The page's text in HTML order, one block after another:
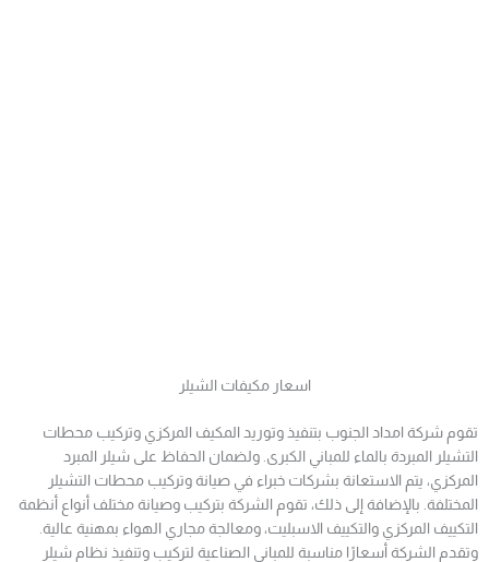
اسعار مكيفات الشيلر
تقوم شركة امداد الجنوب بتنفيذ وتوريد المكيف المركزي وتركيب محطات
التشيلر المبردة بالماء للمباني الكبرى. ولضمان الحفاظ على شيلر المبرد
المركزي، يتم الاستعانة بشركات خبراء في صيانة وتركيب محطات التشيلر
المختلفة. بالإضافة إلى ذلك، تقوم الشركة بتركيب وصيانة مختلف أنواع أنظمة
التكييف المركزي والتكييف الاسبليت، ومعالجة مجاري الهواء بمهنية عالية.
وتقدم الشركة أسعارًا مناسبة للمباني الصناعية لتركيب وتنفيذ نظام شيلر